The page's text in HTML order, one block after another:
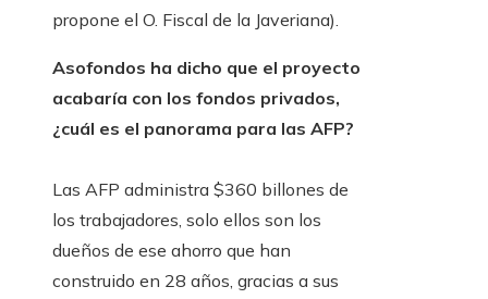
propone el O. Fiscal de la Javeriana).
Asofondos ha dicho que el proyecto
acabaría con los fondos privados,
¿cuál es el panorama para las AFP?
Las AFP administra $360 billones de
los trabajadores, solo ellos son los
dueños de ese ahorro que han
construido en 28 años, gracias a sus